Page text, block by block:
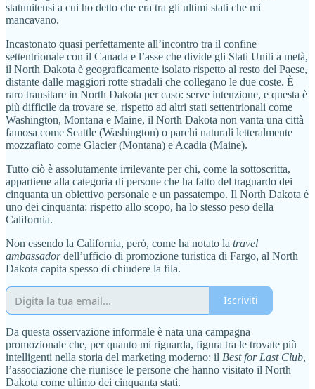
statunitensi a cui ho detto che era tra gli ultimi stati che mi
mancavano.
Incastonato quasi perfettamente all’incontro tra il confine
settentrionale con il Canada e l’asse che divide gli Stati Uniti a metà,
il North Dakota è geograficamente isolato rispetto al resto del Paese,
distante dalle maggiori rotte stradali che collegano le due coste. È
raro transitare in North Dakota per caso: serve intenzione, e questa è
più difficile da trovare se, rispetto ad altri stati settentrionali come
Washington, Montana e Maine, il North Dakota non vanta una città
famosa come Seattle (Washington) o parchi naturali letteralmente
mozzafiato come Glacier (Montana) e Acadia (Maine).
Tutto ciò è assolutamente irrilevante per chi, come la sottoscritta,
appartiene alla categoria di persone che ha fatto del traguardo dei
cinquanta un obiettivo personale e un passatempo. Il North Dakota è
uno dei cinquanta: rispetto allo scopo, ha lo stesso peso della
California.
Non essendo la California, però, come ha notato la travel
ambassadordell’ufficio di promozione turistica di Fargo, al North
Dakota capita spesso di chiudere la fila.
Iscriviti
Da questa osservazione informale è nata una campagna
promozionale che, per quanto mi riguarda, figura tra le trovate più
intelligenti nella storia del marketing moderno: il Best for Last Club,
l’associazione che riunisce le persone che hanno visitato il North
Dakota come ultimo dei cinquanta stati.